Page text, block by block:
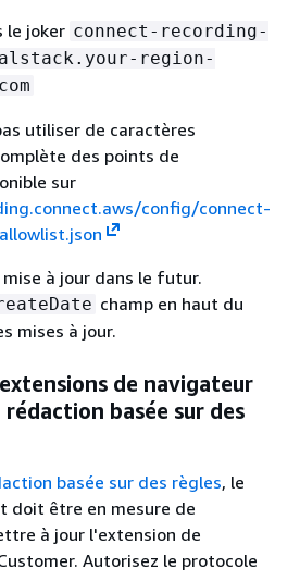
le joker connect-recording-
region-
utiliser de caractères
des points de
sur
config/connect-
à jour dans le futur.
champ en haut du
mises à jour.
de navigateur
basée sur des
basée sur des règles, le
doit être en mesure de
à jour l'extension de
Autorisez le protocole